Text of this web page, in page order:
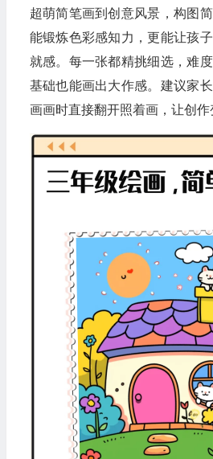
超萌简笔画到创意风景，构图
能锻炼色彩感知力，更能让孩
就感。每一张都精挑细选，难
基础也能画出大作感。建议家
画画时直接翻开照着画，让创